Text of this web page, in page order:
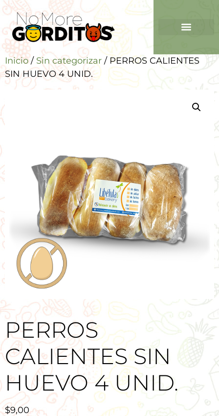
Inicio/ Sin categorizar / PERROS CALIENTES
SIN HUEVO 4 UNID.
PERROS
CALIENTES SIN
HUEVO 4 UNID.
$9,00